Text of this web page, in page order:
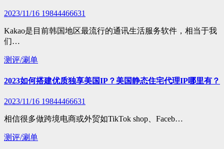
2023/11/16 19844466631
Kakao是目前韩国地区最流行的通讯生活服务软件，相当于我
们…
测评/涮单
2023如何搭建优质独享美国IP？美国静态住宅代理IP哪里有？
2023/11/16 19844466631
相信很多做跨境电商或外贸如TikTok shop、Faceb…
测评/涮单